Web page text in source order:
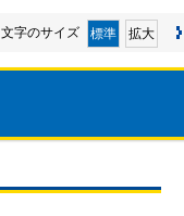
文字のサイズ 標準 拡大